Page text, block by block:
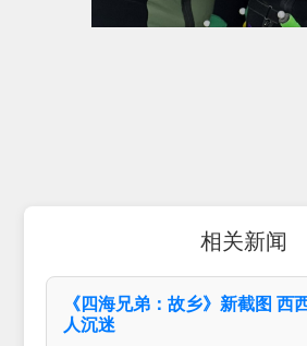
相关新闻
《四海兄弟：故乡》新截图 西
人沉迷